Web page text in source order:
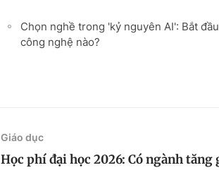
Chọn nghề trong 'kỷ nguyên AI': Bắt
công nghệ nào?
Giáo dục
Học phí đại học 2026: Có ngành tăng